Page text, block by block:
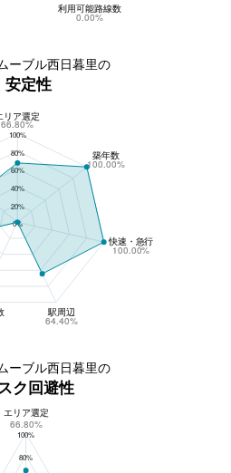
利用可能路線数
0.00%
ーブル西日暮里の
安定性
100%
80%
60%
40%
20%
0%
リア選定
66.80%
駅周辺
64.40%
快速・急行
100.00%
築年数
100.00%
ーブル西日暮里の
ク回避性
アイルイムーブル西日暮里のリスク回避性
100%
80%
エリア選定
66.80%